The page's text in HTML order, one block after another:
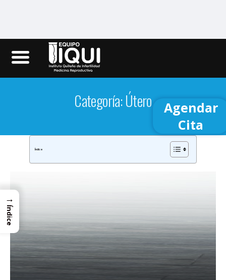
Iqui.ec
Categoría: Útero
Índice
Agendar
Cita
→
Índice